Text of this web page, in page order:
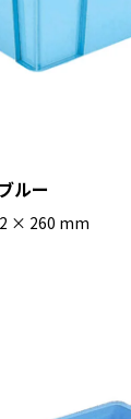
ルー
× 260 mm